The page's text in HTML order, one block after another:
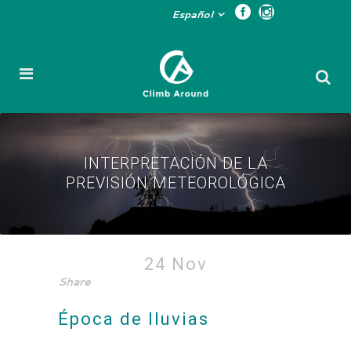
Español
INTERPRETACIÓN DE LA
PREVISIÓN METEOROLÓGICA
24 Nov
Interpretación de la
previsión meteorológica
Share
Época de lluvias